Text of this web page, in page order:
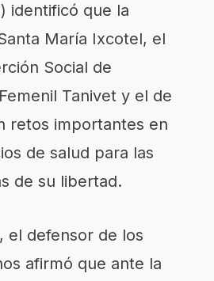
identificó que la
María Ixcotel, el
Social de
Tanivet y el de
retos importantes en
de salud para las
de su libertad.
el defensor de los
afirmó que ante la